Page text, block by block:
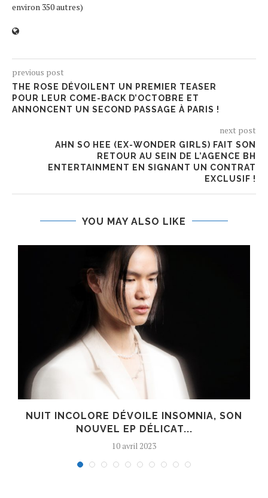
environ 350 autres)
previous post
THE ROSE DÉVOILENT UN PREMIER TEASER
POUR LEUR COME-BACK D’OCTOBRE ET
ANNONCENT UN SECOND PASSAGE À PARIS !
next post
AHN SO HEE (EX-WONDER GIRLS) FAIT SON
RETOUR AU SEIN DE L’AGENCE BH
ENTERTAINMENT EN SIGNANT UN CONTRAT
EXCLUSIF !
YOU MAY ALSO LIKE
NUIT INCOLORE DÉVOILE INSOMNIA, SON
NOUVEL EP DÉLICAT...
10 avril 2023